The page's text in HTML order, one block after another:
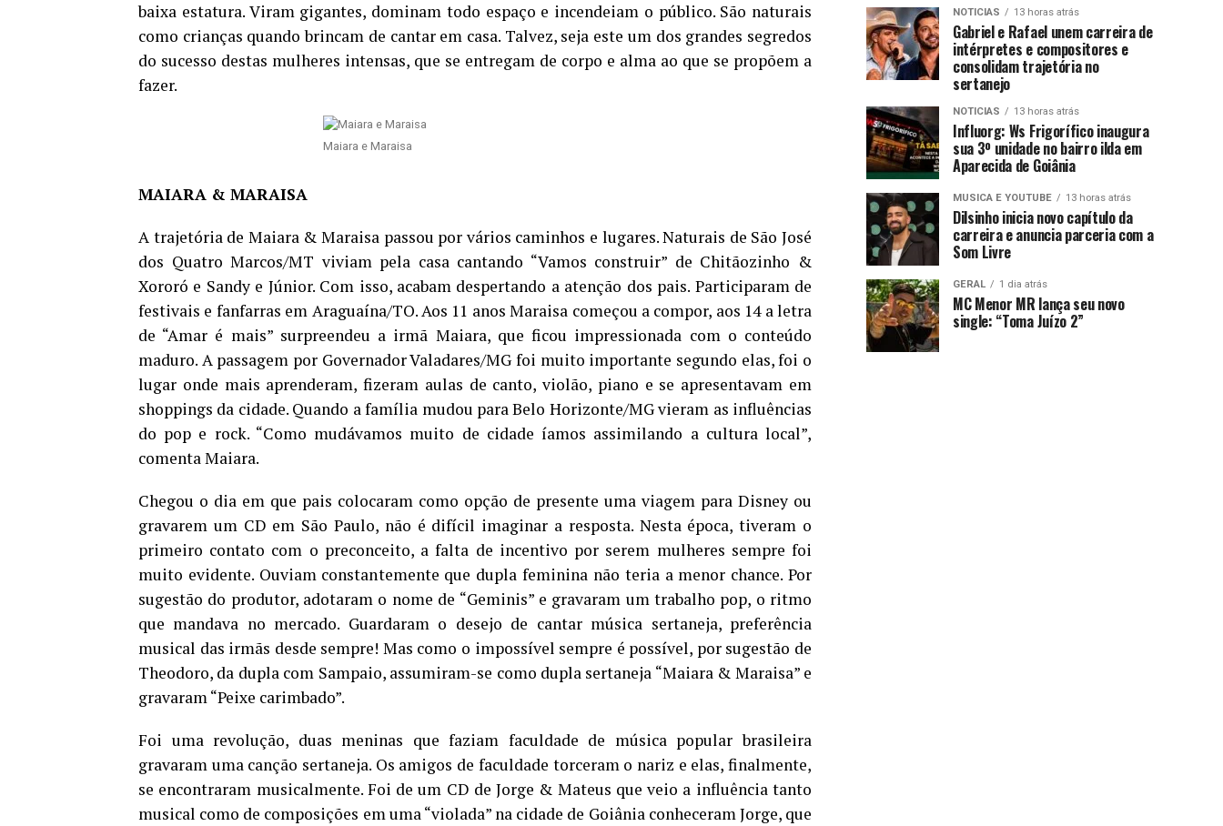
baixa estatura. Viram gigantes, dominam todo espaço e incendeiam o público. São naturais
como crianças quando brincam de cantar em casa. Talvez, seja este um dos grandes segredos
do sucesso destas mulheres intensas, que se entregam de corpo e alma ao que se propõem a
fazer.
Maiara e Maraisa
MAIARA & MARAISA
A trajetória de Maiara & Maraisa passou por vários caminhos e lugares. Naturais de São José
dos Quatro Marcos/MT viviam pela casa cantando “Vamos construir” de Chitãozinho &
Xororó e Sandy e Júnior. Com isso, acabam despertando a atenção dos pais. Participaram de
festivais e fanfarras em Araguaína/TO. Aos 11 anos Maraisa começou a compor, aos 14 a letra
de “Amar é mais” surpreendeu a irmã Maiara, que ficou impressionada com o conteúdo
maduro. A passagem por Governador Valadares/MG foi muito importante segundo elas, foi o
lugar onde mais aprenderam, fizeram aulas de canto, violão, piano e se apresentavam em
shoppings da cidade. Quando a família mudou para Belo Horizonte/MG vieram as influências
do pop e rock. “Como mudávamos muito de cidade íamos assimilando a cultura local”,
comenta Maiara.
Chegou o dia em que pais colocaram como opção de presente uma viagem para Disney ou
gravarem um CD em São Paulo, não é difícil imaginar a resposta. Nesta época, tiveram o
primeiro contato com o preconceito, a falta de incentivo por serem mulheres sempre foi
muito evidente. Ouviam constantemente que dupla feminina não teria a menor chance. Por
sugestão do produtor, adotaram o nome de “Geminis” e gravaram um trabalho pop, o ritmo
que mandava no mercado. Guardaram o desejo de cantar música sertaneja, preferência
musical das irmãs desde sempre! Mas como o impossível sempre é possível, por sugestão de
Theodoro, da dupla com Sampaio, assumiram-se como dupla sertaneja “Maiara & Maraisa” e
gravaram “Peixe carimbado”.
Foi uma revolução, duas meninas que faziam faculdade de música popular brasileira
gravaram uma canção sertaneja. Os amigos de faculdade torceram o nariz e elas, finalmente,
se encontraram musicalmente. Foi de um CD de Jorge & Mateus que veio a influência tanto
musical como de composições em uma “violada” na cidade de Goiânia conheceram Jorge, que
NOTICIAS 13 horas atrás
Gabriel e Rafael unem carreira de
intérpretes e compositores e
consolidam trajetória no
sertanejo
NOTICIAS 13 horas atrás
Influorg: Ws Frigorífico inaugura
sua 3º unidade no bairro ilda em
Aparecida de Goiânia
MUSICA E YOUTUBE 13 horas atrás
Dilsinho inicia novo capítulo da
carreira e anuncia parceria com a
Som Livre
GERAL 1 dia atrás
MC Menor MR lança seu novo
single: “Toma Juízo 2”